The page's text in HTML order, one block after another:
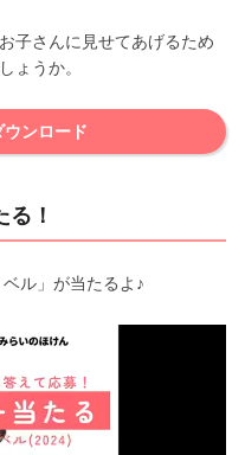
子さんに見せてあげるため
ょうか。
ンロード
！
ル」が当たるよ♪